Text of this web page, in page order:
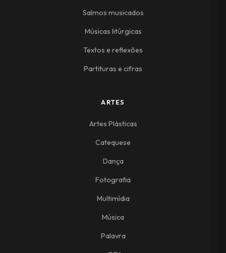
Salmos musicados
Músicas litúrgicas
Textos e reflexões
Partituras e cifras
ARTES
Artes Plásticas
Catequese
Dança
Fotografia
Multimídia
Música
Palavra